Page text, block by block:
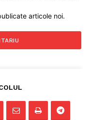
articole noi.